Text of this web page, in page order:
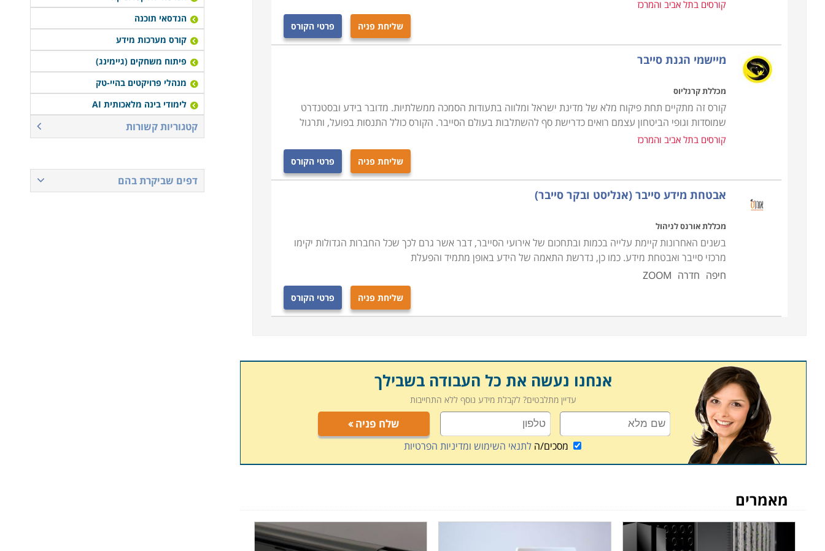
קורסים בתל אביב והמרכז
שליחת פניה פרטי הקורס
מיישמי הגנת סייבר
מכללת קרנליוס
קורס זה מתקיים תחת פיקוח מלא של מדינת ישראל ומלווה בתעודות הסמכה ממשלתיות. מדובר בידע ובסטנדרט
שמוסדות וגופי הביטחון עצמם רואים כדרישת סף להשתלבות בעולם הסייבר. הקורס כולל התנסות בפועל, ותרגול
קורסים בתל אביב והמרכז
שליחת פניה פרטי הקורס
אבטחת מידע סייבר (אנליסט ובקר סייבר)
מכללת אורנס לניהול
בשנים האחרונות קיימת עלייה בכמות ובתחכום של אירועי הסייבר, דבר אשר גרם לכך שכל החברות הגדולות יקימו
מרכזי סייבר ואבטחת מידע. כמו כן, נדרשת התאמה של הידע באופן מתמיד והפעלת
חיפה חדרה ZOOM
שליחת פניה פרטי הקורס
אנחנו נעשה את כל העבודה בשבילך
עדיין מתלבטים? לקבלת מידע נוסף ללא התחייבות
שלח פניה
מסכים/הלתנאי השימוש ומדיניות הפרטיות
מאמרים
הנדסאי תוכנה
קורס מערכות מידע
פיתוח משחקים (גיימינג)
מנהלי פרויקטים בהיי-טק
לימודי בינה מלאכותית AI
קטגוריות קשורות
דפים שביקרת בהם